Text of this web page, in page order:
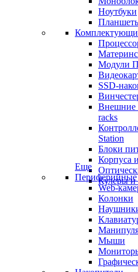
Ноутбуки
Модули
SSD-
Внешние
racks
Station
Блоки
Корпуса
Кулеры и
Еще
Периферийные
Web-
Колонки
Мыши